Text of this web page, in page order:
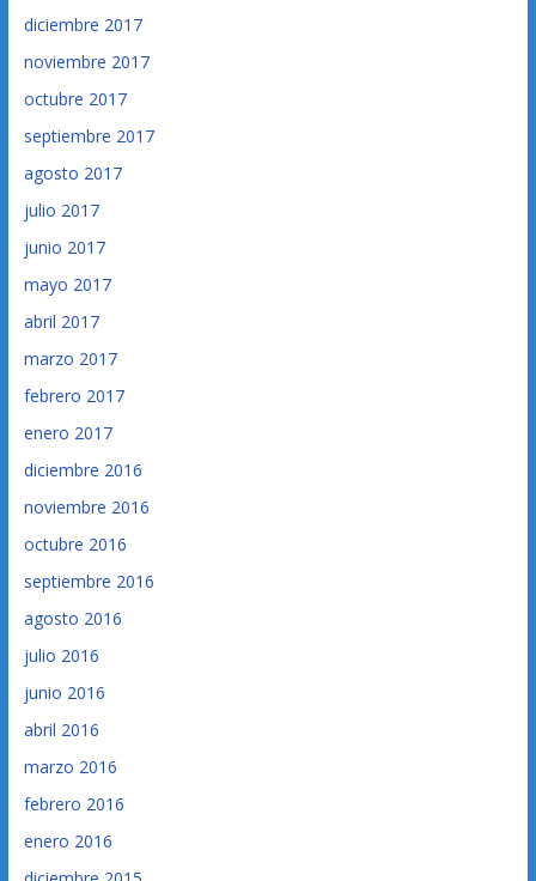
diciembre 2017
noviembre 2017
octubre 2017
septiembre 2017
agosto 2017
julio 2017
junio 2017
mayo 2017
abril 2017
marzo 2017
febrero 2017
enero 2017
diciembre 2016
noviembre 2016
octubre 2016
septiembre 2016
agosto 2016
julio 2016
junio 2016
abril 2016
marzo 2016
febrero 2016
enero 2016